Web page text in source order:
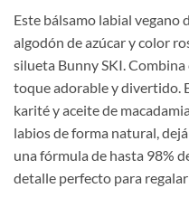
Este bálsamo labial vegano
algodón de azúcar y color
silueta Bunny SKI.
toque adorable y divertido.
karité y aceite de
labios de forma natural,
una fórmula de hasta 98%
detalle perfecto para